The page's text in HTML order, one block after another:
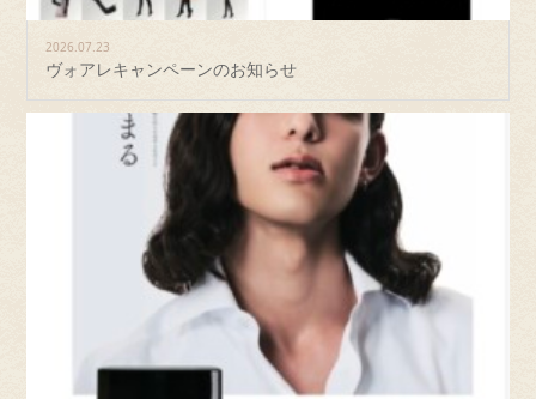
2026.07.23
ヴォアレキャンペーンのお知らせ